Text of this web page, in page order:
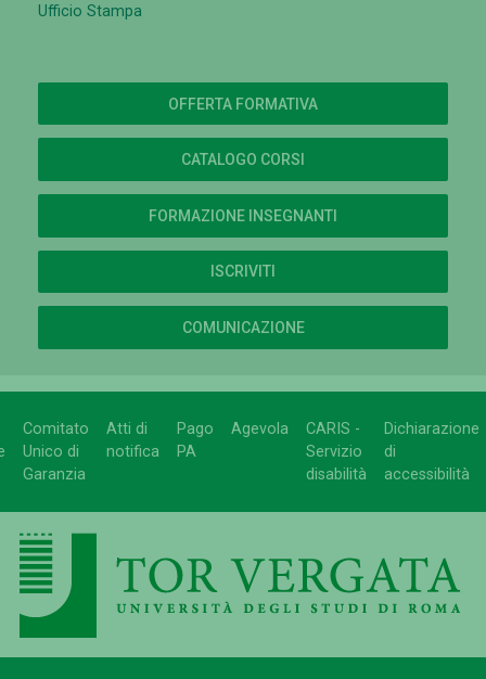
Ufficio Stampa
OFFERTA FORMATIVA
CATALOGO CORSI
FORMAZIONE INSEGNANTI
ISCRIVITI
COMUNICAZIONE
Comitato
Unico di
Garanzia
Atti di
notifica
Pago
PA
Agevola
CARIS -
Servizio
disabilità
Dichiarazione
di
accessibilità